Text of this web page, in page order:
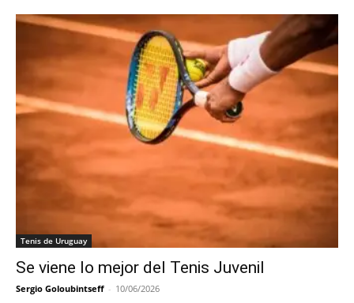
Tenis de Uruguay
Se viene lo mejor del Tenis Juvenil
Sergio Goloubintseff - 10/06/2026